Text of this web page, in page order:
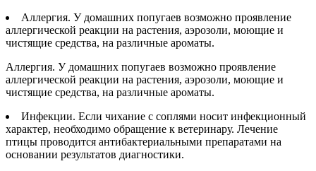
Аллергия. У домашних попугаев возможно проявление
аллергической реакции на растения, аэрозоли, моющие и
чистящие средства, на различные ароматы.
Аллергия. У домашних попугаев возможно проявление
аллергической реакции на растения, аэрозоли, моющие и
чистящие средства, на различные ароматы.
Инфекции. Если чихание с соплями носит инфекционный
характер, необходимо обращение к ветеринару. Лечение
птицы проводится антибактериальными препаратами на
основании результатов диагностики.